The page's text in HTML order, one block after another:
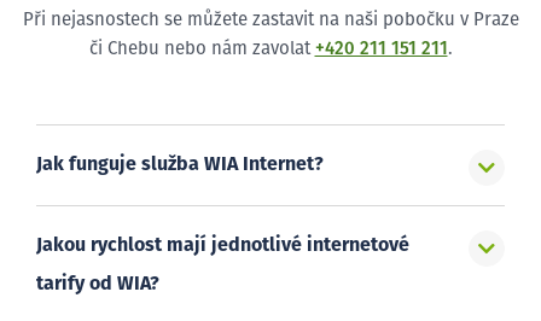
Při nejasnostech se můžete zastavit na naši pobočku v Praze
či Chebu nebo nám zavolat +420 211 151 211 .
Jak funguje služba WIA Internet?
Jakou rychlost mají jednotlivé internetové
tarify od WIA?